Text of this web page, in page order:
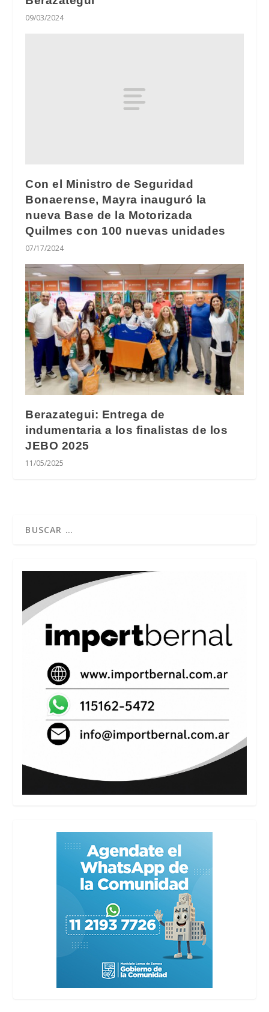
09/03/2024
Con el Ministro de Seguridad
Bonaerense, Mayra inauguró la
nueva Base de la Motorizada
Quilmes con 100 nuevas unidades
07/17/2024
Berazategui: Entrega de
indumentaria a los finalistas de los
JEBO 2025
11/05/2025